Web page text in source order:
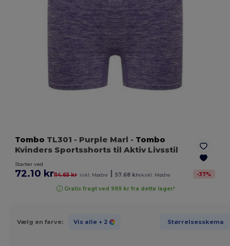
Tombo TL301 - Purple Marl - Tombo
Kvinders Sportsshorts til Aktiv Livsstil
Starter ved
72.10 kr114.65 kr inkl. Mødre 57.68 krekskl. Mødre -37%
Gratis fragt ved 999 kr fra dette lager!
Vælg en farve: Vis alle + 2 Størrelsesskema